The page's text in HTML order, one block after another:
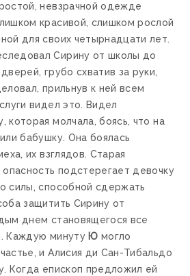
невзрачной одежде
красивой, слишком рослой
для своих четырнадцати лет.
Сирину от школы до
грубо схватив за руки,
прильнув к ней всем
видел это. Видел
которая молчала, боясь, что на
бабушку. Она боялась
их взглядов. Старая
опасность подстерегает девочку
силы, способной сдержать
защитить Сирину от
днем становящегося все
Каждую минуту Ю могло
и Алисия ди Сан-Тибальдо
Когда епископ предложил ей